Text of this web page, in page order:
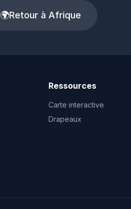
🌍Retour à Afrique
Ressources
Carte interactive
Drapeaux